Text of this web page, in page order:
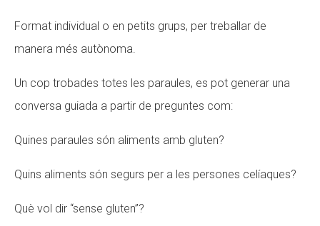
Format individual o en petits grups, per treballar de
manera més autònoma.
Un cop trobades totes les paraules, es pot generar una
conversa guiada a partir de preguntes com:
Quines paraules són aliments amb gluten?
Quins aliments són segurs per a les persones celíaques?
Què vol dir “sense gluten”?